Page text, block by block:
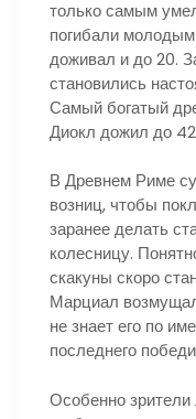
только самым
погибали
доживал и до 20.
становились
Самый богатый
Диокл дожил до
В Древнем Риме
возниц, чтобы
заранее делать
колесницу.
скакуны скоро
Марциал
не знает его по
последнего
Особенно зрители